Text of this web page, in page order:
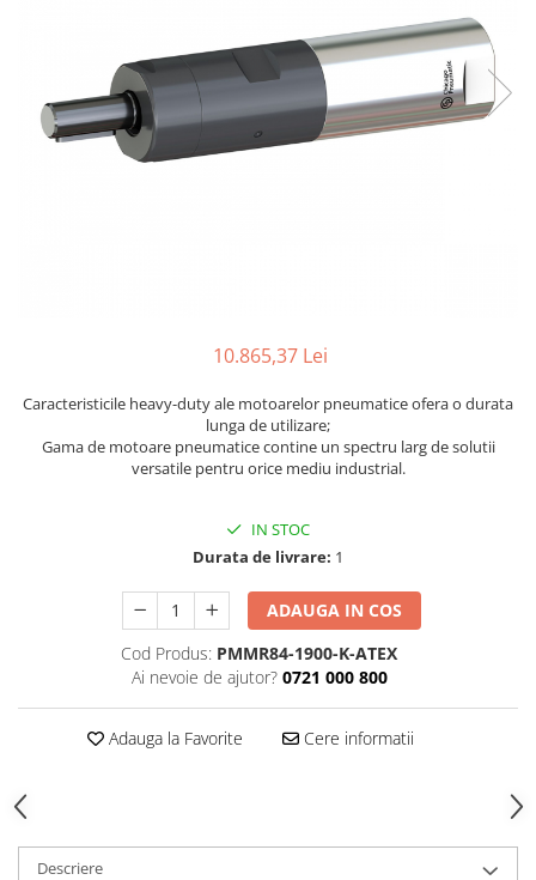
Chei pneumatice cu impact
Ciocane daltuitoare pneumatice
Clesti pneumatici
Compactoare pneumatice
Polizoare unghiulare pneumatice
Polizoare verticale
Tăiere și nituire pneumatică
10.865,37 Lei
Caracteristicile heavy-duty ale motoarelor pneumatice ofera o durata
lunga de utilizare;
Gama de motoare pneumatice contine un spectru larg de solutii
versatile pentru orice mediu industrial.
IN STOC
Durata de livrare: 1
ADAUGA IN COS
Cod Produs: PMMR84-1900-K-ATEX
Ai nevoie de ajutor? 0721 000 800
Adauga la Favorite Cere informatii
Descriere